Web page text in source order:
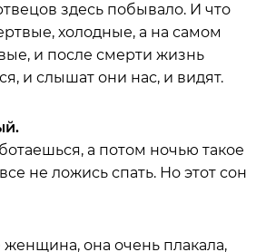
здесь побывало. И что
холодные, а на самом
и после смерти жизнь
и слышат они нас, и видят.
а потом ночью такое
не ложись спать. Но этот сон
она очень плакала,